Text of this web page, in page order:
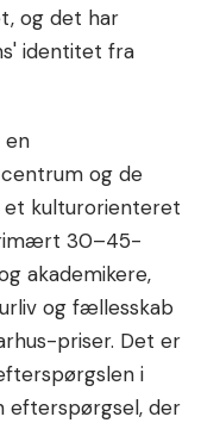
og det har
identitet fra
en
og de
kulturorienteret
30–45-
akademikere,
og fællesskab
priser. Det er
i
efterspørgsel, der